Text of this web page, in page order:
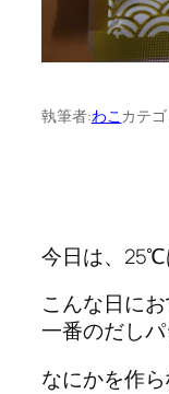
執筆者:わこ カテ
今日は、25℃
こんな日に
一番のだし
なにかを作ら